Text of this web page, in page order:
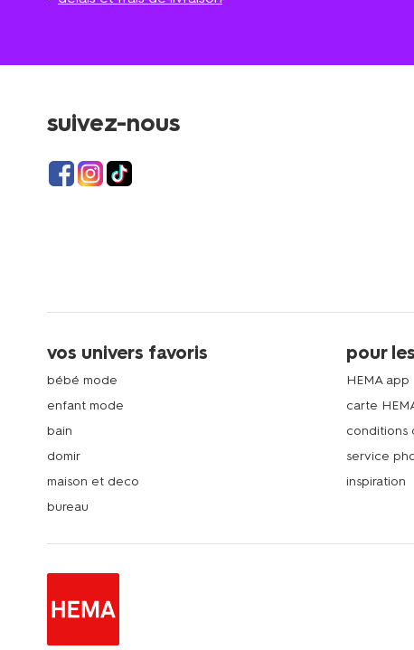
suivez-nous
vos univers favoris
bébé mode
enfant mode
bain
domir
maison et deco
bureau
pour
HEMA app
carte
conditions
service
inspiration